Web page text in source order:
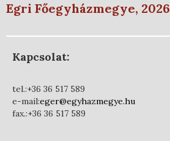
Egri Főegyházmegye, 2026
Kapcsolat:
tel.:+36 36 517 589
e-mail:eger@egyhazmegye.hu
fax.:+36 36 517 589